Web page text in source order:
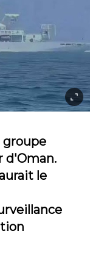
groupe
d'Oman.
le